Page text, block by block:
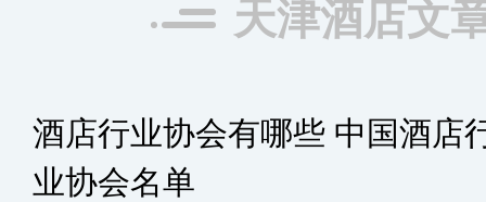
天津酒店文
酒店行业协会有哪些 中国酒店
业协会名单